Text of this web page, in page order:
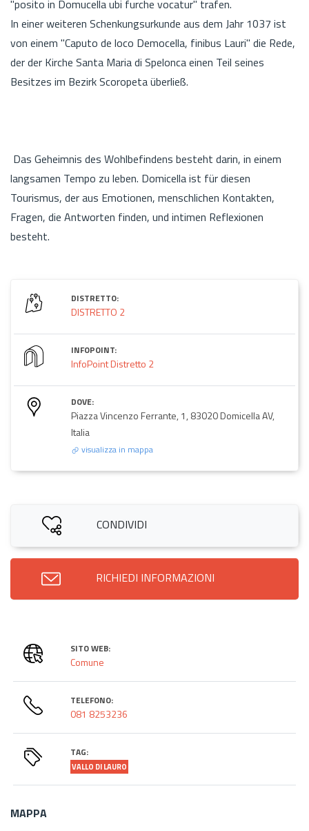
"posito in Domucella ubi furche vocatur" trafen.
In einer weiteren Schenkungsurkunde aus dem Jahr 1037 ist
von einem "Caputo de loco Democella, finibus Lauri" die Rede,
der der Kirche Santa Maria di Spelonca einen Teil seines
Besitzes im Bezirk Scoropeta überließ.
Das Geheimnis des Wohlbefindens besteht darin, in einem
langsamen Tempo zu leben. Domicella ist für diesen
Tourismus, der aus Emotionen, menschlichen Kontakten,
Fragen, die Antworten finden, und intimen Reflexionen
besteht.
DISTRETTO:
DISTRETTO 2
INFOPOINT:
InfoPoint Distretto 2
DOVE:
Piazza Vincenzo Ferrante, 1, 83020 Domicella AV,
Italia
visualizza in mappa
CONDIVIDI
RICHIEDI INFORMAZIONI
SITO WEB:
Comune
TELEFONO:
081 8253236
TAG:
VALLO DI LAURO
MAPPA